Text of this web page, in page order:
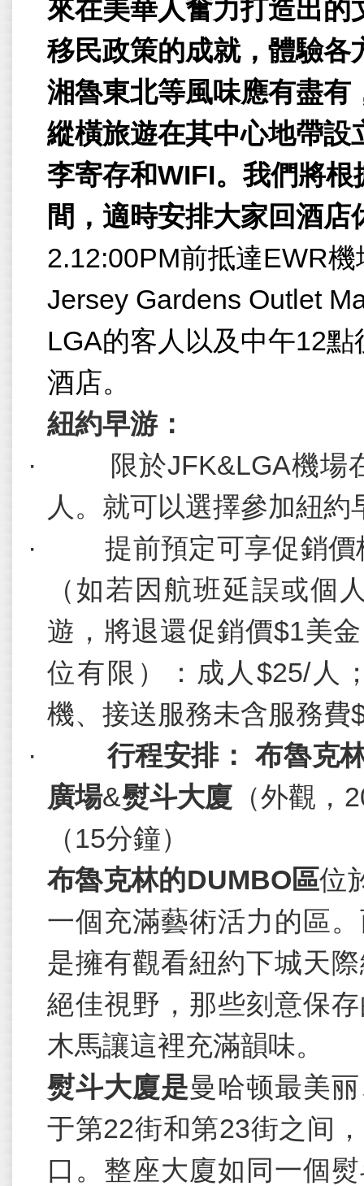
來在美華人奮力打造出的
移民政策的成就，體驗各
湘魯東北等風味應有盡有
縱橫旅遊在其中心地帶設
李寄存和WIFI。我們將
間，適時安排大家回酒店
2.12:00PM前抵達EWR機
Jersey Gardens Outlet
LGA的客人以及中午12點
酒店。
紐約早游：
·
限於JFK&LGA機場
人。就可以選擇參加紐約
·
提前預定可享促銷
（如若因航班延誤或個
遊，將退還促銷價$1美
位有限）：成人$25/人
機、接送服務未含服務費
·
行程安排： 布魯克
廣場&熨斗大廈 （外觀，
（15分鐘）
布魯克林的DUMBO區位
一個充滿藝術活力的區
是擁有觀看紐約下城天
絕佳視野，那些刻意保
木馬讓這裡充滿韻味。
熨斗大廈是曼哈顿最美
于第22街和第23街之间
口。整座大廈如同一個